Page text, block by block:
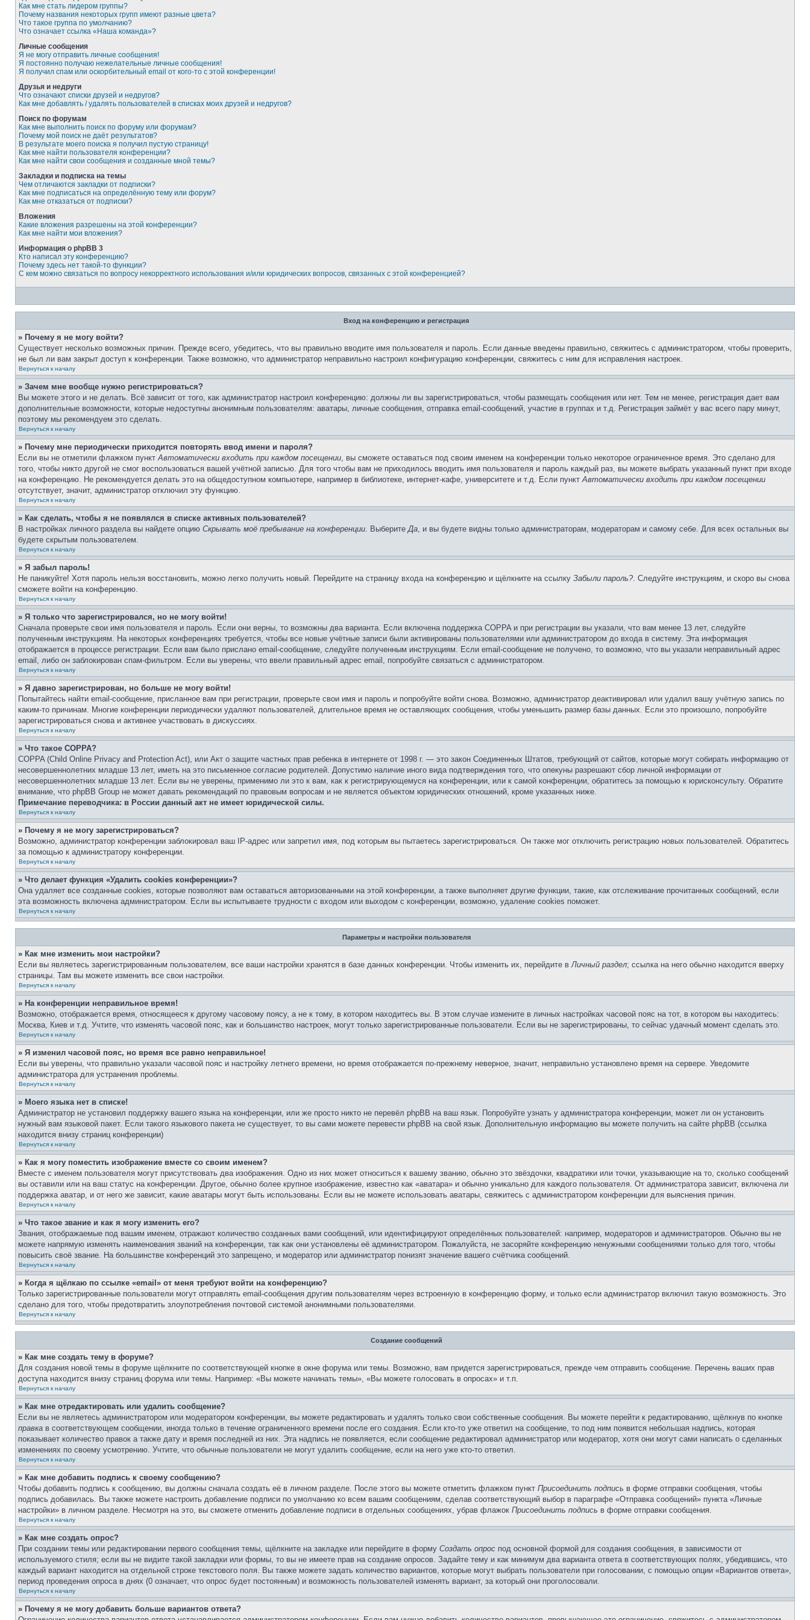
Как мне стать лидером группы?
Почему названия некоторых групп имеют разные цвета?
Что такое группа по умолчанию?
Что означает ссылка «Наша команда»?
Личные сообщения
Я не могу отправить личные сообщения!
Я постоянно получаю нежелательные личные сообщения!
Я получил спам или оскорбительный email от кого-то с этой конференции!
Друзья и недруги
Что означают списки друзей и недругов?
Как мне добавлять / удалять пользователей в списках моих друзей и недругов?
Поиск по форумам
Как мне выполнить поиск по форуму или форумам?
Почему мой поиск не даёт результатов?
В результате моего поиска я получил пустую страницу!
Как мне найти пользователя конференции?
Как мне найти свои сообщения и созданные мной темы?
Закладки и подписка на темы
Чем отличаются закладки от подписки?
Как мне подписаться на определённую тему или форум?
Как мне отказаться от подписки?
Вложения
Какие вложения разрешены на этой конференции?
Как мне найти мои вложения?
Информация о phpBB 3
Кто написал эту конференцию?
Почему здесь нет такой-то функции?
С кем можно связаться по вопросу некорректного использования и/или юридических вопросов, связанных с этой конференцией?
Вход на конференцию и регистрация
» Почему я не могу войти?
Существует несколько возможных причин. Прежде всего, убедитесь, что вы правильно вводите имя пользователя и пароль. Если данные введены правильно, свяжитесь с администратором, чтобы проверить,
не был ли вам закрыт доступ к конференции. Также возможно, что администратор неправильно настроил конфигурацию конференции, свяжитесь с ним для исправления настроек.
Вернуться к началу
» Зачем мне вообще нужно регистрироваться?
Вы можете этого и не делать. Всё зависит от того, как администратор настроил конференцию: должны ли вы зарегистрироваться, чтобы размещать сообщения или нет. Тем не менее, регистрация дает вам
дополнительные возможности, которые недоступны анонимным пользователям: аватары, личные сообщения, отправка email-сообщений, участие в группах и т.д. Регистрация займёт у вас всего пару минут,
поэтому мы рекомендуем это сделать.
Вернуться к началу
» Почему мне периодически приходится повторять ввод имени и пароля?
Если вы не отметили флажком пунктАвтоматически входить при каждом посещении, вы сможете оставаться под своим именем на конференции только некоторое ограниченное время. Это сделано для
того, чтобы никто другой не смог воспользоваться вашей учётной записью. Для того чтобы вам не приходилось вводить имя пользователя и пароль каждый раз, вы можете выбрать указанный пункт при входе
на конференцию. Не рекомендуется делать это на общедоступном компьютере, например в библиотеке, интернет-кафе, университете и т.д. Если пунктАвтоматически входить при каждом посещении
отсутствует, значит, администратор отключил эту функцию.
Вернуться к началу
» Как сделать, чтобы я не появлялся в списке активных пользователей?
В настройках личного раздела вы найдете опцию Скрывать моё пребывание на конференции. ВыберитеДа, и вы будете видны только администраторам, модераторам и самому себе. Для всех остальных вы
будете скрытым пользователем.
Вернуться к началу
» Я забыл пароль!
Не паникуйте! Хотя пароль нельзя восстановить, можно легко получить новый. Перейдите на страницу входа на конференцию и щёлкните на ссылку Забыли пароль?. Следуйте инструкциям, и скоро вы снова
сможете войти на конференцию.
Вернуться к началу
» Я только что зарегистрировался, но не могу войти!
Сначала проверьте свои имя пользователя и пароль. Если они верны, то возможны два варианта. Если включена поддержка COPPA и при регистрации вы указали, что вам менее 13 лет, следуйте
полученным инструкциям. На некоторых конференциях требуется, чтобы все новые учётные записи были активированы пользователями или администратором до входа в систему. Эта информация
отображается в процессе регистрации. Если вам было прислано email-сообщение, следуйте полученным инструкциям. Если email-сообщение не получено, то возможно, что вы указали неправильный адрес
email, либо он заблокирован спам-фильтром. Если вы уверены, что ввели правильный адрес email, попробуйте связаться с администратором.
Вернуться к началу
» Я давно зарегистрирован, но больше не могу войти!
Попытайтесь найти email-сообщение, присланное вам при регистрации, проверьте свои имя и пароль и попробуйте войти снова. Возможно, администратор деактивировал или удалил вашу учётную запись по
каким-то причинам. Многие конференции периодически удаляют пользователей, длительное время не оставляющих сообщения, чтобы уменьшить размер базы данных. Если это произошло, попробуйте
зарегистрироваться снова и активнее участвовать в дискуссиях.
Вернуться к началу
» Что такое COPPA?
COPPA (Child Online Privacy and Protection Act), или Акт о защите частных прав ребенка в интернете от 1998 г. — это закон Соединенных Штатов, требующий от сайтов, которые могут собирать информацию от
несовершеннолетних младше 13 лет, иметь на это письменное согласие родителей. Допустимо наличие иного вида подтверждения того, что опекуны разрешают сбор личной информации от
несовершеннолетних младше 13 лет. Если вы не уверены, применимо ли это к вам, как к регистрирующемуся на конференции, или к самой конференции, обратитесь за помощью к юрисконсульту. Обратите
внимание, что phpBB Group не может давать рекомендаций по правовым вопросам и не является объектом юридических отношений, кроме указанных ниже.
Примечание переводчика: в России данный акт не имеет юридической силы.
Вернуться к началу
» Почему я не могу зарегистрироваться?
Возможно, администратор конференции заблокировал ваш IP-адрес или запретил имя, под которым вы пытаетесь зарегистрироваться. Он также мог отключить регистрацию новых пользователей. Обратитесь
за помощью к администратору конференции.
Вернуться к началу
» Что делает функция «Удалить cookies конференции»?
Она удаляет все созданные cookies, которые позволяют вам оставаться авторизованными на этой конференции, а также выполняет другие функции, такие, как отслеживание прочитанных сообщений, если
эта возможность включена администратором. Если вы испытываете трудности с входом или выходом с конференции, возможно, удаление cookies поможет.
Вернуться к началу
Параметры и настройки пользователя
» Как мне изменить мои настройки?
Если вы являетесь зарегистрированным пользователем, все ваши настройки хранятся в базе данных конференции. Чтобы изменить их, перейдите вЛичный раздел; ссылка на него обычно находится вверху
страницы. Там вы можете изменить все свои настройки.
Вернуться к началу
» На конференции неправильное время!
Возможно, отображается время, относящееся к другому часовому поясу, а не к тому, в котором находитесь вы. В этом случае измените в личных настройках часовой пояс на тот, в котором вы находитесь:
Москва, Киев и т.д. Учтите, что изменять часовой пояс, как и большинство настроек, могут только зарегистрированные пользователи. Если вы не зарегистрированы, то сейчас удачный момент сделать это.
Вернуться к началу
» Я изменил часовой пояс, но время все равно неправильное!
Если вы уверены, что правильно указали часовой пояс и настройку летнего времени, но время отображается по-прежнему неверное, значит, неправильно установлено время на сервере. Уведомите
администратора для устранения проблемы.
Вернуться к началу
» Моего языка нет в списке!
Администратор не установил поддержку вашего языка на конференции, или же просто никто не перевёл phpBB на ваш язык. Попробуйте узнать у администратора конференции, может ли он установить
нужный вам языковой пакет. Если такого языкового пакета не существует, то вы сами можете перевести phpBB на свой язык. Дополнительную информацию вы можете получить на сайте phpBB (ссылка
находится внизу страниц конференции)
Вернуться к началу
» Как я могу поместить изображение вместе со своим именем?
Вместе с именем пользователя могут присутствовать два изображения. Одно из них может относиться к вашему званию, обычно это звёздочки, квадратики или точки, указывающие на то, сколько сообщений
вы оставили или на ваш статус на конференции. Другое, обычно более крупное изображение, известно как «аватара» и обычно уникально для каждого пользователя. От администратора зависит, включена ли
поддержка аватар, и от него же зависит, какие аватары могут быть использованы. Если вы не можете использовать аватары, свяжитесь с администратором конференции для выяснения причин.
Вернуться к началу
» Что такое звание и как я могу изменить его?
Звания, отображаемые под вашим именем, отражают количество созданных вами сообщений, или идентифицируют определённых пользователей: например, модераторов и администраторов. Обычно вы не
можете напрямую изменять наименования званий на конференции, так как они установлены её администратором. Пожалуйста, не засоряйте конференцию ненужными сообщениями только для того, чтобы
повысить своё звание. На большинстве конференций это запрещено, и модератор или администратор понизят значение вашего счётчика сообщений.
Вернуться к началу
» Когда я щёлкаю по ссылке «email» от меня требуют войти на конференцию?
Только зарегистрированные пользователи могут отправлять email-сообщения другим пользователям через встроенную в конференцию форму, и только если администратор включил такую возможность. Это
сделано для того, чтобы предотвратить злоупотребления почтовой системой анонимными пользователями.
Вернуться к началу
Создание сообщений
» Как мне создать тему в форуме?
Для создания новой темы в форуме щёлкните по соответствующей кнопке в окне форума или темы. Возможно, вам придется зарегистрироваться, прежде чем отправить сообщение. Перечень ваших прав
доступа находится внизу страниц форума или темы. Например: «Вы можете начинать темы», «Вы можете голосовать в опросах» и т.п.
Вернуться к началу
» Как мне отредактировать или удалить сообщение?
Если вы не являетесь администратором или модератором конференции, вы можете редактировать и удалять только свои собственные сообщения. Вы можете перейти к редактированию, щёлкнув по кнопке
правка в соответствующем сообщении, иногда только в течение ограниченного времени после его создания. Если кто-то уже ответил на сообщение, то под ним появится небольшая надпись, которая
показывает количество правок а также дату и время последней из них. Эта надпись не появляется, если сообщение редактировал администратор или модератор, хотя они могут сами написать о сделанных
изменениях по своему усмотрению. Учтите, что обычные пользователи не могут удалить сообщение, если на него уже кто-то ответил.
Вернуться к началу
» Как мне добавить подпись к своему сообщению?
Чтобы добавить подпись к сообщению, вы должны сначала создать её в личном разделе. После этого вы можете отметить флажком пункт Присоединить подпись в форме отправки сообщения, чтобы
подпись добавилась. Вы также можете настроить добавление подписи по умолчанию ко всем вашим сообщениям, сделав соответствующий выбор в параграфе «Отправка сообщений» пункта «Личные
настройки» в личном разделе. Несмотря на это, вы сможете отменить добавление подписи в отдельных сообщениях, убрав флажок Присоединить подпись в форме отправки сообщения.
Вернуться к началу
» Как мне создать опрос?
При создании темы или редактировании первого сообщения темы, щёлкните на закладке или перейдите в форму Создать опрос под основной формой для создания сообщения, в зависимости от
используемого стиля; если вы не видите такой закладки или формы, то вы не имеете прав на создание опросов. Задайте тему и как минимум два варианта ответа в соответствующих полях, убедившись, что
каждый вариант находится на отдельной строке текстового поля. Вы также можете задать количество вариантов, которые могут выбрать пользователи при голосовании, с помощью опции «Вариантов ответа»,
период проведения опроса в днях (0 означает, что опрос будет постоянным) и возможность пользователей изменять вариант, за который они проголосовали.
Вернуться к началу
» Почему я не могу добавить больше вариантов ответа?